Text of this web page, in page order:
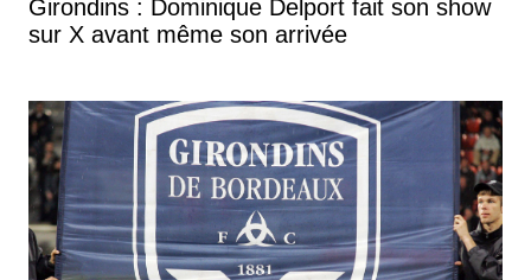
Girondins : Dominique Delport fait son show
sur X avant même son arrivée